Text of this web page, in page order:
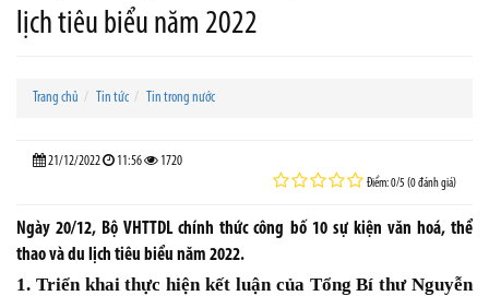
lịch tiêu biểu năm 2022
Trang chủ Tin tức Tin trong nước
21/12/2022 11:56 1720
Điểm: 0/5 (0 đánh giá)
Ngày 20/12, Bộ VHTTDL chính thức công bố 10 sự kiện văn hoá, thể
thao và du lịch tiêu biểu năm 2022.
1. Triển khai thực hiện kết luận của Tổng Bí thư Nguyễn